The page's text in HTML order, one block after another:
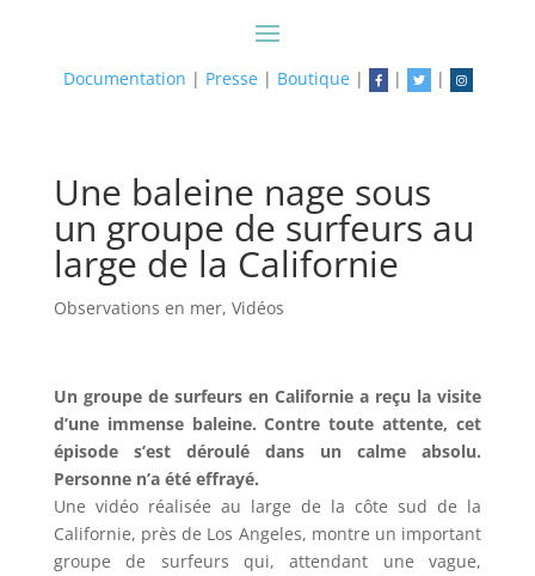
Documentation | Presse| Boutique| | |
Une baleine nage sous
un groupe de surfeurs au
large de la Californie
Observations en mer, Vidéos
Un groupe de surfeurs en Californie a reçu la visite
d’une immense baleine. Contre toute attente, cet
épisode s’est déroulé dans un calme absolu.
Personne n’a été effrayé.
Une vidéo réalisée au large de la côte sud de la
Californie, près de Los Angeles, montre un important
groupe de surfeurs qui, attendant une vague,